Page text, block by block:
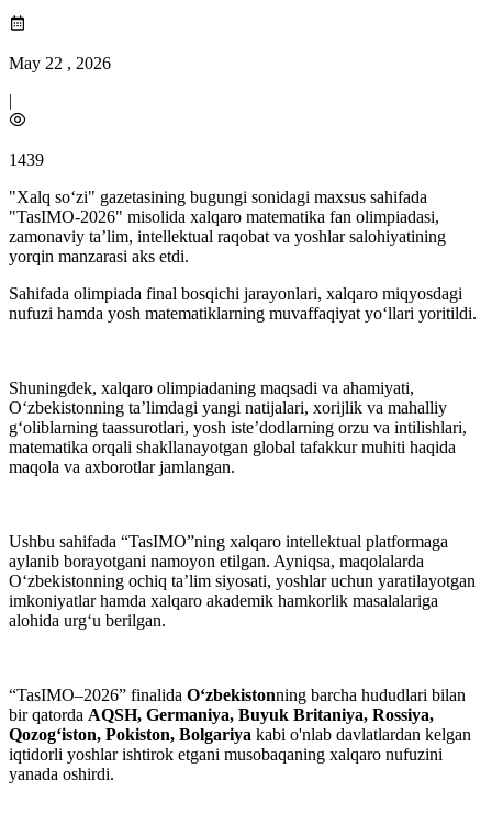
May 22 , 2026
|
1439
"Xalq so‘zi" gazetasining bugungi sonidagi maxsus sahifada
"TasIMO-2026" misolida xalqaro matematika fan olimpiadasi,
zamonaviy ta’lim, intellektual raqobat va yoshlar salohiyatining
yorqin manzarasi aks etdi.
Sahifada olimpiada final bosqichi jarayonlari, xalqaro miqyosdagi
nufuzi hamda yosh matematiklarning muvaffaqiyat yo‘llari yoritildi.
Shuningdek, xalqaro olimpiadaning maqsadi va ahamiyati,
O‘zbekistonning ta’limdagi yangi natijalari, xorijlik va mahalliy
g‘oliblarning taassurotlari, yosh iste’dodlarning orzu va intilishlari,
matematika orqali shakllanayotgan global tafakkur muhiti haqida
maqola va axborotlar jamlangan.
Ushbu sahifada “TasIMO”ning xalqaro intellektual platformaga
aylanib borayotgani namoyon etilgan. Ayniqsa, maqolalarda
O‘zbekistonning ochiq ta’lim siyosati, yoshlar uchun yaratilayotgan
imkoniyatlar hamda xalqaro akademik hamkorlik masalalariga
alohida urg‘u berilgan.
“TasIMO–2026” finalida O‘zbekistonning barcha hududlari bilan
bir qatorda AQSH, Germaniya, Buyuk Britaniya, Rossiya,
Qozog‘iston, Pokiston, Bolgariya kabi o'nlab davlatlardan kelgan
iqtidorli yoshlar ishtirok etgani musobaqaning xalqaro nufuzini
yanada oshirdi.